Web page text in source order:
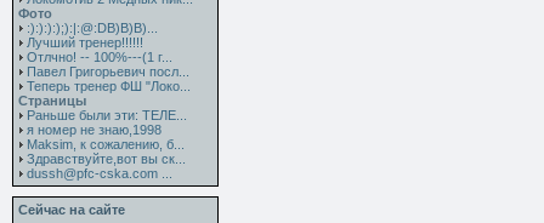
Фото
:):):):);):|:@:DB)B)B)...
Лучший тренер!!!!!!
Отлчно! -- 100%---(1 г...
Павел Григорьевич посл...
Теперь тренер ФШ "Локо...
Страницы
Раньше были эти: ТЕЛЕ...
я номер не знаю,1998
Maksim, к сожалению, б...
Здравствуйте,вот вы ск...
dussh@pfc-cska.com ...
Сейчас на сайте